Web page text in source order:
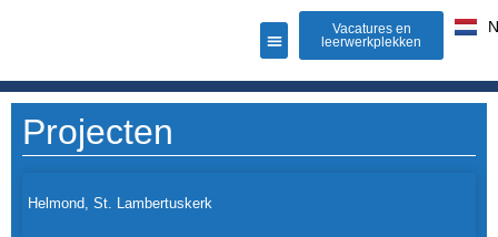
Vacatures en
leerwerkplekken
Projecten
Helmond, St. Lambertuskerk